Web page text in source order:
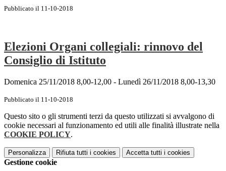
Pubblicato il 11-10-2018
Elezioni Organi collegiali: rinnovo del
Consiglio di Istituto
Domenica 25/11/2018 8,00-12,00 - Lunedì 26/11/2018 8,00-13,30
Pubblicato il 11-10-2018
Questo sito o gli strumenti terzi da questo utilizzati si avvalgono di
cookie necessari al funzionamento ed utili alle finalità illustrate nella
COOKIE POLICY.
Personalizza Rifiuta tutti i cookies Accetta tutti i cookies
Gestione cookie